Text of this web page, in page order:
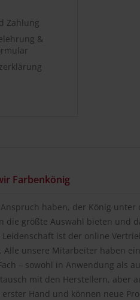
Zahlung
&
Farbenkönig
haben, der König unter
die größte Auswahl bieten und
ist der online
Alle unsere Mitarbeiter haben
– sowohl in Anwendung als
mit den Herstellern, aber
Hand und können neue